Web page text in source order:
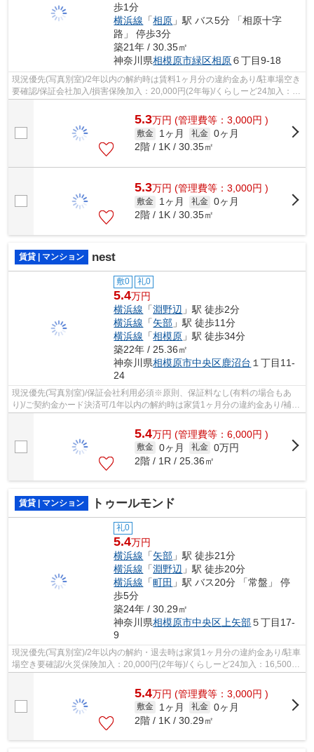
歩1分
横浜線 「相原 」駅 バス5分 「相原十字
路」 停歩3分
築21年 / 30.35㎡
神奈川県相模原市緑区相原６丁目9-18
現況優先(写真別室)/2年以内の解約時は賃料1ヶ月分の違約金あり/駐車場空き
要確認/保証会社加入/損害保険加入：20,000円(2年毎)/くらしーど24加入：
16,500円(2年毎)/駐輪場※125ccバイ...
5.3万円 (管理費等：3,000円 )
敷金 1ヶ月 礼金 0ヶ月
2階 / 1K / 30.35㎡
5.3万円 (管理費等：3,000円 )
敷金 1ヶ月 礼金 0ヶ月
2階 / 1K / 30.35㎡
賃貸 | マンション nest
敷0 礼0
5.4万円
横浜線 「淵野辺 」駅 徒歩2分
横浜線 「矢部 」駅 徒歩11分
横浜線 「相模原 」駅 徒歩34分
築22年 / 25.36㎡
神奈川県相模原市中央区鹿沼台 １丁目11-
24
現況優先(写真別室)/保証会社利用必須※原則、保証料なし(有料の場合もあ
り)/ご契約金かード決済可/1年以内の解約時は家賃1ヶ月分の違約金あり/補償
5.4万円 (管理費等：6,000円 )
敷金 0ヶ月 礼金 0万円
2階 / 1R / 25.36㎡
賃貸 | マンション トゥールモンド
礼0
5.4万円
横浜線 「矢部 」駅 徒歩21分
横浜線 「淵野辺 」駅 徒歩20分
横浜線 「町田 」駅 バス20分 「常盤」 停
歩5分
築24年 / 30.29㎡
神奈川県相模原市中央区 上矢部５丁目17-
9
現況優先(写真別室)/2年以内の解約・退去時は家賃1ヶ月分の違約金あり/駐車
場空き要確認/火災保険加入：20,000円(2年毎)/くらしーど24加入：16,500円
5.4万円 (管理費等：3,000円 )
敷金 1ヶ月 礼金 0ヶ月
2階 / 1K / 30.29㎡